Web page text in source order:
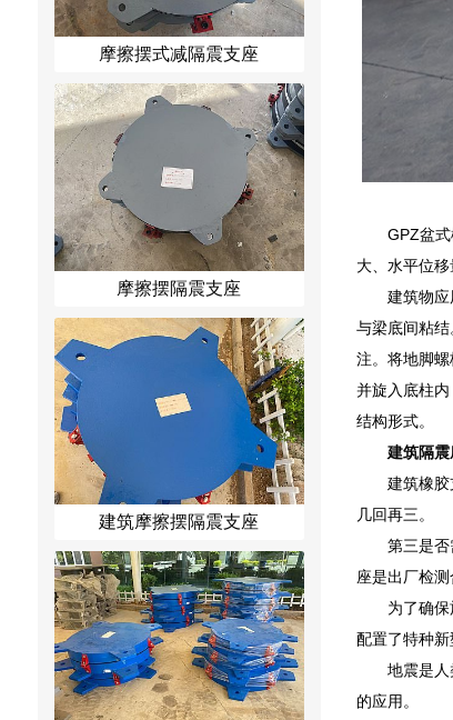
摩擦摆式减隔震支座
摩擦摆隔震支座
建筑摩擦摆隔震支座
GPZ盆
大、水平位
建筑物
与梁底间粘
注。将地脚
并旋入底柱
结构形式。
建筑隔
建筑橡
几回再三。
第三是
座是出厂检测
为了确
配置了特种
地震是
的应用。